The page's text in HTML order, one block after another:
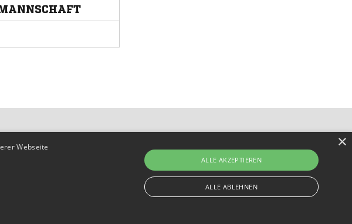
×
Webseite
ALLE AKZEPTIEREN
ALLE ABLEHNEN